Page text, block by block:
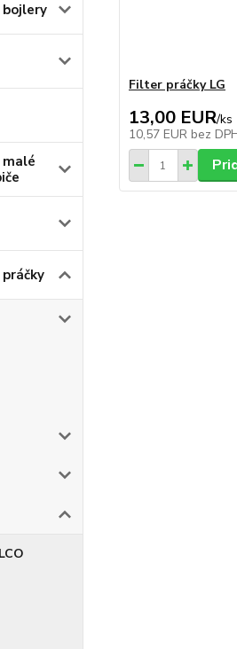
bojlery
Filter práčky LG
13,00 EUR/ks
10,57 EUR bez